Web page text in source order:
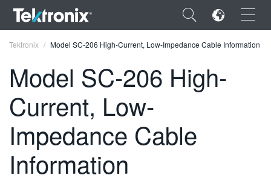
×
ENGLISH
FRANÇAIS
DEUTSCH
Tektronix Model SC-206 High-Current, Low-Impedance Cable Information
Model SC-206 High-
Current, Low-
Impedance Cable
Information